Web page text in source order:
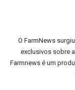
O FarmNews
exclusivos sobre
Farmnews é um